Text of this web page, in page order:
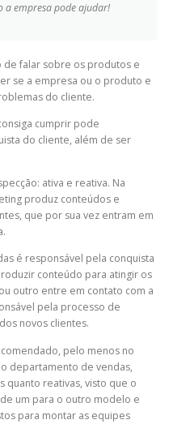
a empresa pode ajudar!
falar sobre os produtos e
se a empresa ou o produto e
do cliente.
cumprir pode
do cliente, além de ser
ativa e reativa. Na
produz conteúdos e
que por sua vez entram em
é responsável pela conquista
conteúdo para atingir os
outro entre em contato com a
pela processo de
novos clientes.
pelo menos no
departamento de vendas,
quanto reativas, visto que o
um para o outro modelo e
para montar as equipes